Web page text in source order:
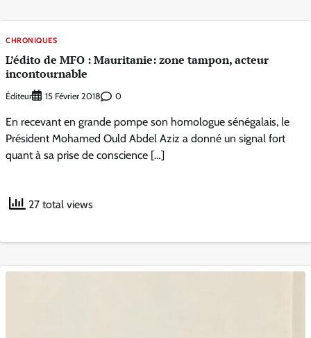
CHRONIQUES
L’édito de MFO : Mauritanie: zone tampon, acteur
incontournable
Éditeur 15 Février 2018 0
En recevant en grande pompe son homologue sénégalais, le
Président Mohamed Ould Abdel Aziz a donné un signal fort
quant à sa prise de conscience […]
27 total views